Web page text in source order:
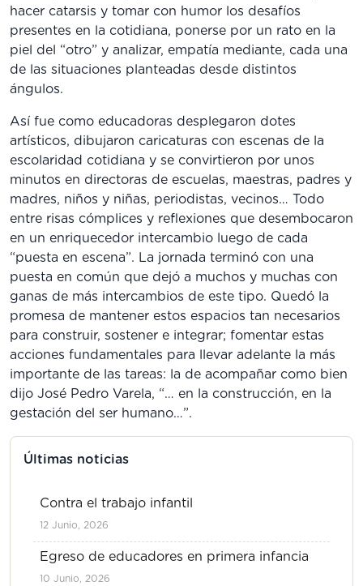
hacer catarsis y tomar con humor los desafíos
presentes en la cotidiana, ponerse por un rato en la
piel del “otro” y analizar, empatía mediante, cada una
de las situaciones planteadas desde distintos
ángulos.
Así fue como educadoras desplegaron dotes
artísticos, dibujaron caricaturas con escenas de la
escolaridad cotidiana y se convirtieron por unos
minutos en directoras de escuelas, maestras, padres y
madres, niños y niñas, periodistas, vecinos… Todo
entre risas cómplices y reflexiones que desembocaron
en un enriquecedor intercambio luego de cada
“puesta en escena”. La jornada terminó con una
puesta en común que dejó a muchos y muchas con
ganas de más intercambios de este tipo. Quedó la
promesa de mantener estos espacios tan necesarios
para construir, sostener e integrar; fomentar estas
acciones fundamentales para llevar adelante la más
importante de las tareas: la de acompañar como bien
dijo José Pedro Varela, “… en la construcción, en la
gestación del ser humano…”.
Últimas noticias
Contra el trabajo infantil
12 Junio, 2026
Egreso de educadores en primera infancia
10 Junio, 2026